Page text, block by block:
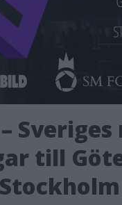
Sveriges
till